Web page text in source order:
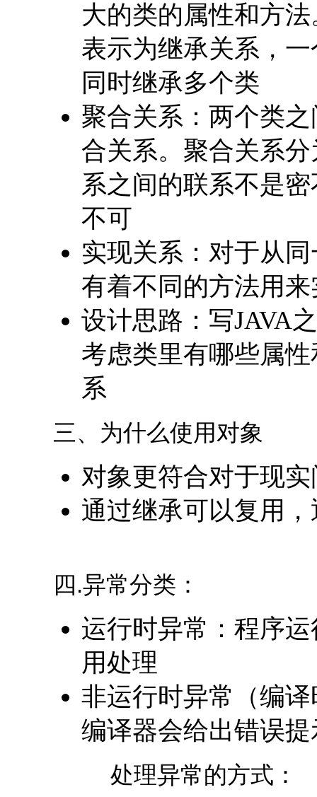
大的类的属性和方
表示为继承关系，
同时继承多个类
聚合关系：两个类
合关系。聚合关系
系之间的联系不是
不可
实现关系：对于从
有着不同的方法用
设计思路：写JAVA
考虑类里有哪些属
系
三、为什么使用对象
对象更符合对于现
通过继承可以复用
四.异常分类：
运行时异常：程序
用处理
非运行时异常（编
编译器会给出错误提
处理异常的方式：